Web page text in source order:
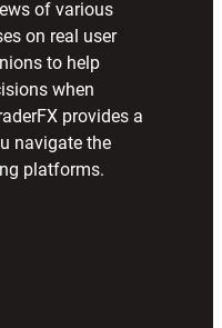
of various
on real user
to help
when
provides a
navigate the
platforms.